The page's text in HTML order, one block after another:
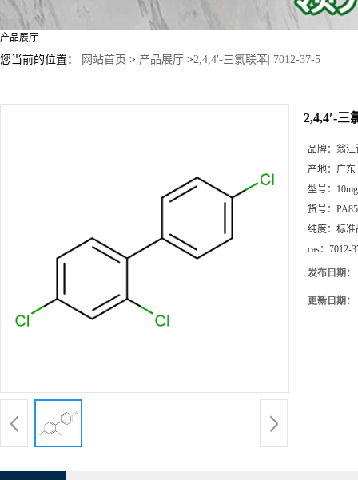
产品展厅
您当前的位置： 网站首页 > 产品展厅 >2,4,4′-三氯联苯| 7012-37-5
2,4,4′-三
品牌： 翁江
产地： 广东
型号：
货号：
纯度： 标准
cas： 7012-
发布日期：
更新日期：